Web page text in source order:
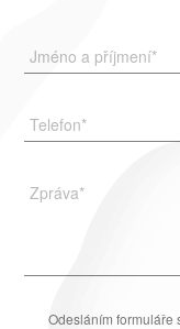
Jméno a příjmení*
Telefon*
Zpráva*
Odesláním formuláře